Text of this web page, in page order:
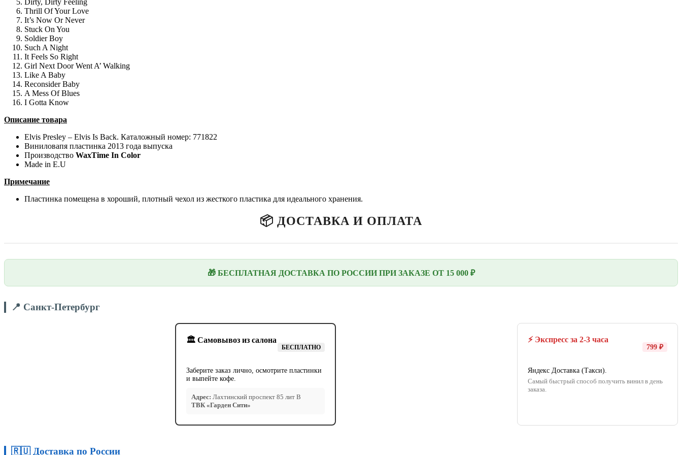
Dirty, Dirty Feeling
Thrill Of Your Love
It’s Now Or Never
Stuck On You
Soldier Boy
Such A Night
It Feels So Right
Girl Next Door Went A’ Walking
Like A Baby
Reconsider Baby
A Mess Of Blues
I Gotta Know
Описание товара
Elvis Presley – Elvis Is Back. Каталожный номер: 771822
Виниловапя пластинка 2013 года выпуска
Производство WaxTime In Color
Made in E.U
Примечание
Пластинка помещена в хороший, плотный чехол из жесткого пластика для идеального хранения.
📦 ДОСТАВКА И ОПЛАТА
🎁 БЕСПЛАТНАЯ ДОСТАВКА ПО РОССИИ ПРИ ЗАКАЗЕ ОТ 15 000 ₽
📍 Санкт-Петербург
🏛️ Самовывоз из салона
БЕСПЛАТНО
Заберите заказ лично, осмотрите пластинки
и выпейте кофе.
Адрес: Лахтинский проспект 85 лит В
ТВК «Гарден Сити»
⚡ Экспресс за 2-3 часа
799 ₽
Яндекс Доставка (Такси).
Самый быстрый способ получить винил в день
заказа.
🇷🇺 Доставка по России